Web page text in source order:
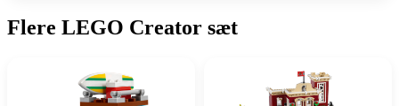
Flere LEGO Creator sæt